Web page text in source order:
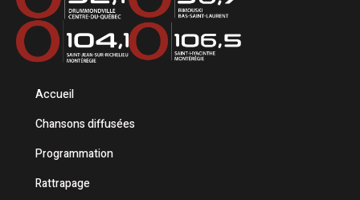
Accueil
Chansons diffusées
Programmation
Rattrapage